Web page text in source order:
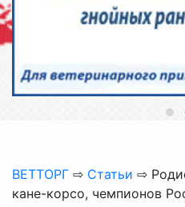
ВЕТТОРГ ⇨ Статьи ⇨
кане-корсо, чемпионов